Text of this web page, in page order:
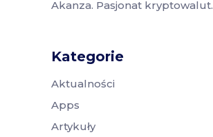
Akanza. Pasjonat kryptowalut.
Kategorie
Aktualności
Apps
Artykuły